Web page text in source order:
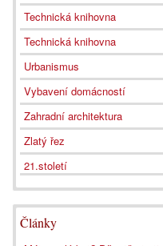
Technická knihovna
Technická knihovna
Urbanismus
Vybavení domácností
Zahradní architektura
Zlatý řez
21.století
Články